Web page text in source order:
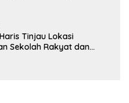
ada di tangan”
Tinjau Lokasi
Sekolah Rakyat dan